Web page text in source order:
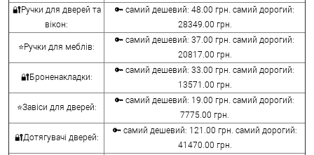
🔐Ручки для дверей та
вікон:
🔑 самий дешевий: 48.00 грн. самий дорогий:
28349.00 грн.
⭐Ручки для меблів:
🔑 самий дешевий: 37.00 грн. самий дорогий:
20817.00 грн.
🔐Броненакладки:
🔑 самий дешевий: 33.00 грн. самий дорогий:
13571.00 грн.
⭐Завіси для дверей:
🔑 самий дешевий: 19.00 грн. самий дорогий:
7775.00 грн.
🔐Дотягувачі дверей:
🔑 самий дешевий: 121.00 грн. самий дорогий:
41470.00 грн.